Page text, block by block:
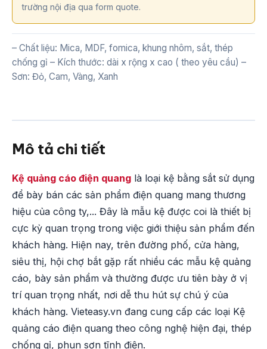
trường nội địa qua form quote.
– Chất liệu: Mica, MDF, fomica, khung nhôm, sắt, thép
chống gỉ – Kích thước: dài x rộng x cao ( theo yêu cầu) –
Sơn: Đỏ, Cam, Vàng, Xanh
Mô tả chi tiết
Kệ quảng cáo điện quang là loại kệ bằng sắt sử dụng
để bày bán các sản phẩm điện quang mang thương
hiệu của công ty,... Đây là mẫu kệ được coi là thiết bị
cực kỳ quan trọng trong việc giới thiệu sản phẩm đến
khách hàng. Hiện nay, trên đường phố, cửa hàng,
siêu thị, hội chợ bắt gặp rất nhiều các mẫu kệ quảng
cáo, bày sản phẩm và thường được ưu tiên bày ở vị
trí quan trọng nhất, nơi dễ thu hút sự chú ý của
khách hàng. Vieteasy.vn đang cung cấp các loại Kệ
quảng cáo điện quang theo công nghệ hiện đại, thép
chống gỉ, phun sơn tĩnh điện.